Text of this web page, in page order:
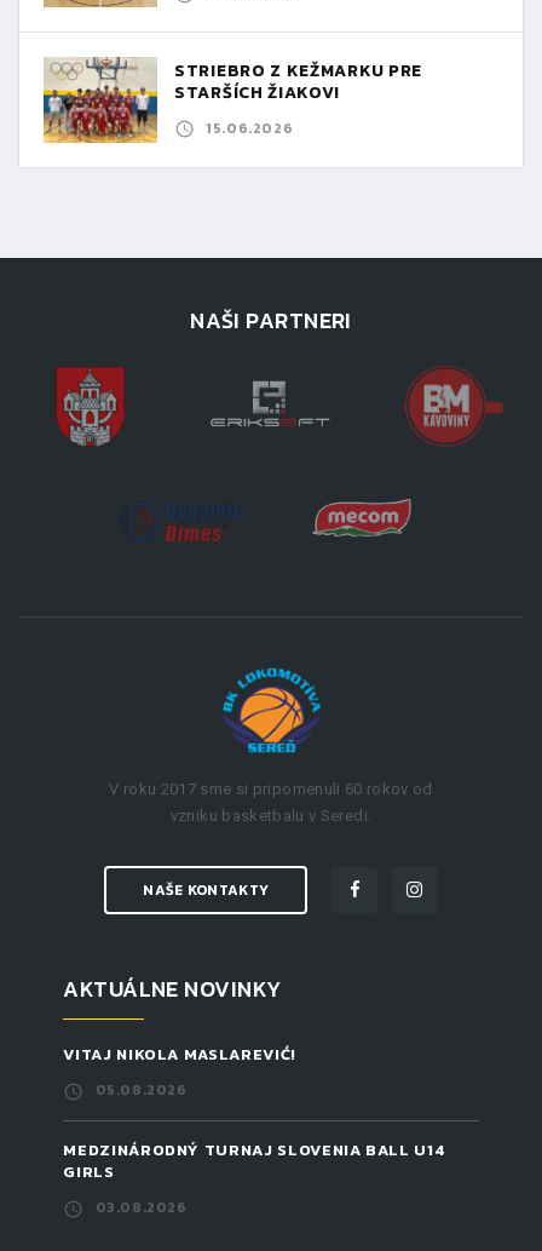
STRIEBRO Z KEŽMARKU PRE
STARŠÍCH ŽIAKOV!
15.06.2026
NAŠI PARTNERI
V roku 2017 sme si pripomenuli 60 rokov od
vzniku basketbalu v Seredi.
NAŠE KONTAKTY
AKTUÁLNE NOVINKY
VITAJ NIKOLA MASLAREVIĆ!
05.08.2026
MEDZINÁRODNÝ TURNAJ SLOVENIA BALL U14
GIRLS
03.08.2026